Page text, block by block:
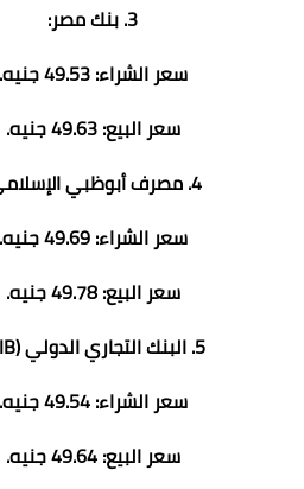
3. بنك مصر:
سعر الشراء: 49.53 جنيه.
سعر البيع: 49.63 جنيه.
4. مصرف أبوظبي الإسلامي:
سعر الشراء: 49.69 جنيه.
سعر البيع: 49.78 جنيه.
5. البنك التجاري الدولي (CIB):
سعر الشراء: 49.54 جنيه.
سعر البيع: 49.64 جنيه.